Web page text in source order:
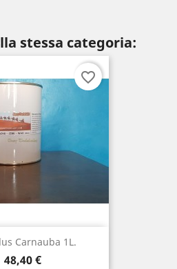
stessa categoria:
Carnauba 1L.
Prezzo
48,40 €
favorite_border